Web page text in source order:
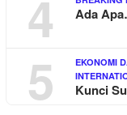
4 Ada
5 EKONOMI
Kunci